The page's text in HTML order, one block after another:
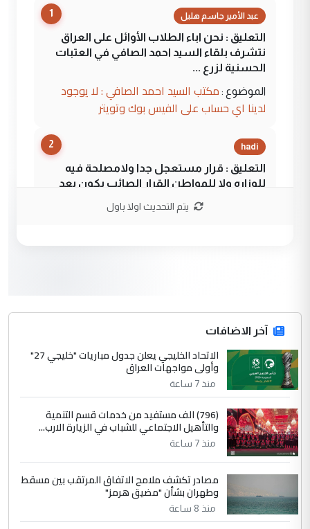
1 عبد الأمير جاسم هليل
التعليق : نحن اباء الطلاب الأوائل على العراق
نتشرف بلقاء السيد احمد الصافي في العتبات
الحسنية لزرع ...
الموضوع : مكتب السيد احمد الصافي : لا يوجود
لدينا اي حساب على الفيس بوك وتويتر
2 hadi
التعليق : قرار مستعجل جدا ولامصلحة فيه
للوزاره ولا للمواطن القرار الصائب يكون بعد
جنسية الرافد الثالث للعراق ومن اصول عريقة
ابا فرات ...
الموضوع :
الجواهري يرد على صدام حسين سل
مضجعيك يابن الزنا (نص كامل)
سردار
التعليق : واحد من عصابة علي ماما يسقط
جنسية الرافد الثالث للعراق ومن اصول عريقة
ابا فرات ...
الجواهري يرد على صدام حسين سل
مضجعيك يابن الزنا (نص كامل)
يتم التحديث اولا باول
آخر الاضافات
الاتحاد الخليجي يعلن جدول مباريات "خليجي 27"
وأولى مواجهات العراق
منذ 7 ساعة
(796) الف مستفيد من خدمات قسم التنمية
والتأهيل الاجتماعي للشباب في الزيارة الارب...
منذ 7 ساعة
مصادر تكشف ملامح الاتفاق المرتقب بين مسقط
وطهران بشأن "مضيق هرمز"
منذ 8 ساعة